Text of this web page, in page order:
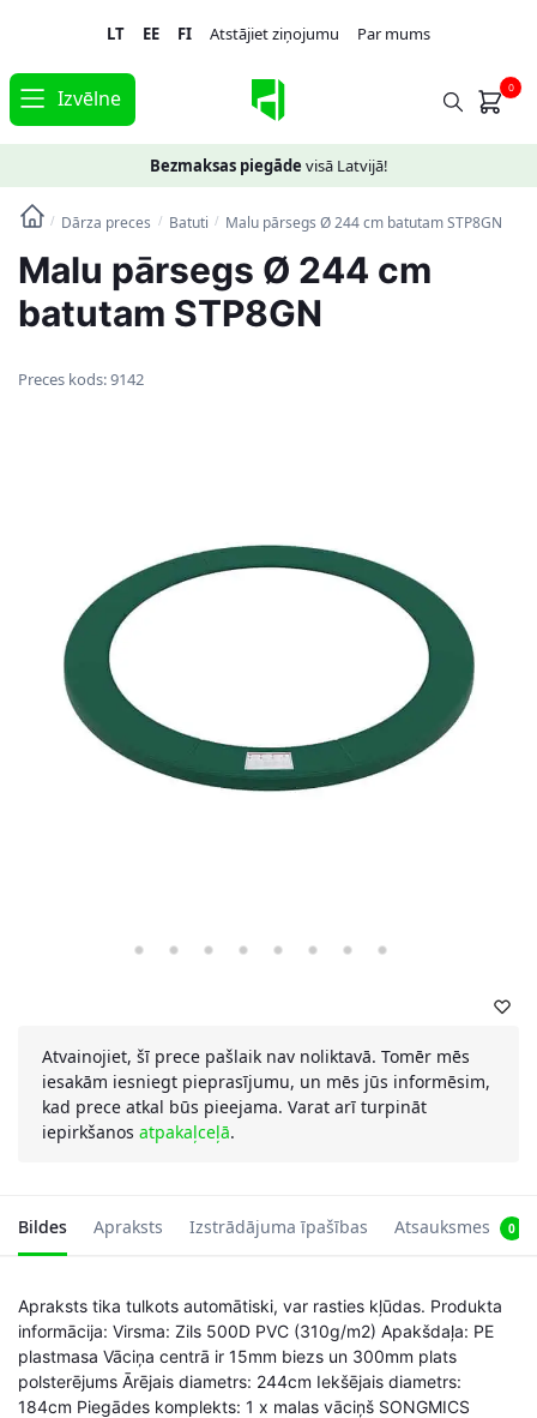
navigation
content
LT EE FI Atstājiet ziņojumu Par mums
Izvēlne 0
Bezmaksas piegāde visā Latvijā!
/ Dārza preces / Batuti / Malu pārsegs Ø 244 cm batutam STP8GN
Malu pārsegs Ø 244 cm
batutam STP8GN
Preces kods:9142
Atvainojiet, šī prece pašlaik nav noliktavā. Tomēr mēs
iesakām iesniegt pieprasījumu, un mēs jūs informēsim,
kad prece atkal būs pieejama. Varat arī turpināt
iepirkšanos atpakaļceļā.
Bildes Apraksts Izstrādājuma īpašības Atsauksmes 0
Apraksts tika tulkots automātiski, var rasties kļūdas. Produkta
informācija: Virsma: Zils 500D PVC (310g/m2) Apakšdaļa: PE
plastmasa Vāciņa centrā ir 15mm biezs un 300mm plats
polsterējums Ārējais diametrs: 244cm Iekšējais diametrs:
184cm Piegādes komplekts: 1 x malas vāciņš SONGMICS